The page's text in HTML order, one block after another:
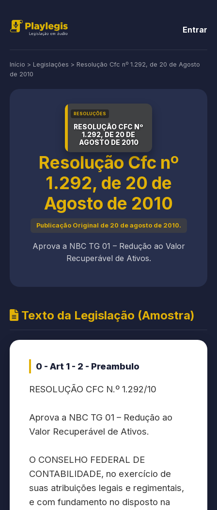
Entrar
Início > Legislações > Resolução Cfc nº 1.292, de 20 de Agosto
de 2010
RESOLUÇÕES
RESOLUÇÃO CFC Nº
1.292, DE 20 DE
AGOSTO DE 2010
Resolução Cfc nº
1.292, de 20 de
Agosto de 2010
Publicação Original de 20 de agosto de 2010.
Aprova a NBC TG 01 – Redução ao Valor
Recuperável de Ativos.
Texto da Legislação (Amostra)
0 - Art 1 - 2 - Preambulo
RESOLUÇÃO CFC N.º 1.292/10
Aprova a NBC TG 01 – Redução ao
Valor Recuperável de Ativos.
O CONSELHO FEDERAL DE
CONTABILIDADE, no exercício de
suas atribuições legais e regimentais,
e com fundamento no disposto na